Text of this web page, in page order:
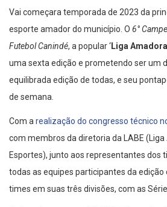
Vai começara temporada de 2023 da
esporte amador do município. O 6°
Futebol Canindé, a popular ‘ Liga Amadora
uma sexta edição e prometendo ser um
equilibrada edição de todas, e seu
de semana.
Com arealização do congresso técnico
com membros da diretoria da LABE
Esportes), junto aos representantes dos
todas as equipes participantes da edição
times em suas três divisões, com as